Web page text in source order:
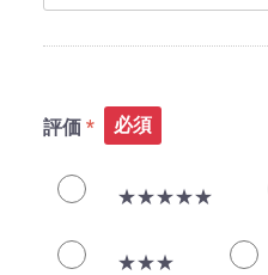
評価 必須
★★★★★
★★★